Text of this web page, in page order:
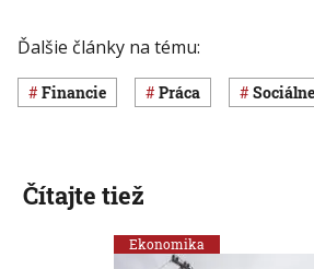
Ďalšie články na tému:
Financie Práca
Čítajte tiež
Ekonomika